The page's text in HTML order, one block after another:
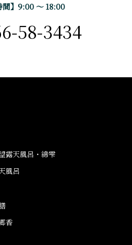
間】9:00 〜 18:00
58-3434
露天風呂・綿雫
風呂
香